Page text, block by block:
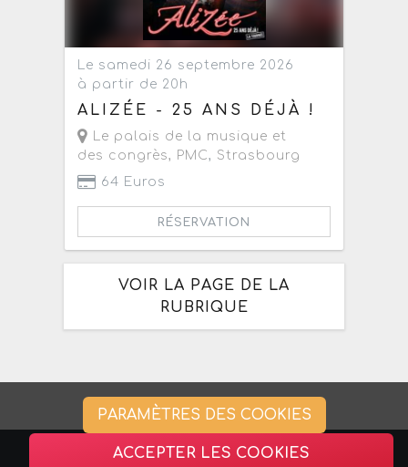
Le samedi 26 septembre 2026
à partir de 20h
ALIZÉE - 25 ANS DÉJÀ !
Le palais de la musique et
des congrès, PMC, Strasbourg
64 Euros
RÉSERVATION
VOIR LA PAGE DE LA
RUBRIQUE
PARAMÈTRES DES COOKIES
ACCEPTER LES COOKIES